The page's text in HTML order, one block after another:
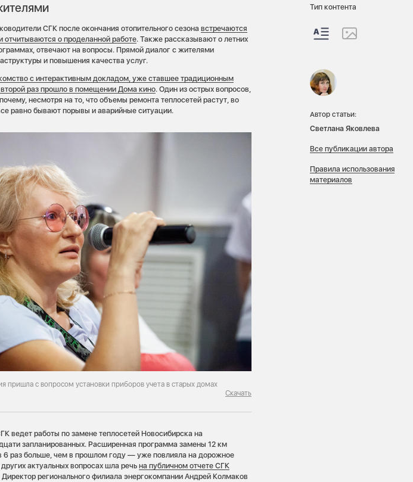
СГК после окончания отопительного сезонавстречаются
отчитываются о проделанной работе. Также рассказывают о летних
отвечают на вопросы. Прямой диалог с жителями
и повышения качества услуг.
с интерактивным докладом, уже ставшее традиционным
раз прошло в помещении Дома кино. Один из острых вопросов,
несмотря на то, что объемы ремонта теплосетей растут, во
равно бывают порывы и аварийные ситуации.
пришла с вопросом установки приборов учета в старых домах
Скачать
ведет работы по замене теплосетей Новосибирска на
запланированных. Расширенная программа замены 12 км
6 раз больше, чем в прошлом году — уже повлияла на дорожное
актуальных вопросах шла речьнапубличном отчете СГК
Директор регионального филиала энергокомпании Андрей Колмаков
Тип контента
Автор статьи:
Светлана Яковлева
Все публикации автора
Правила использования
материалов